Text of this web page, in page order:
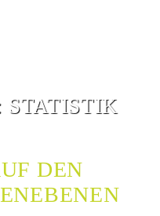
STATISTIK
DEN